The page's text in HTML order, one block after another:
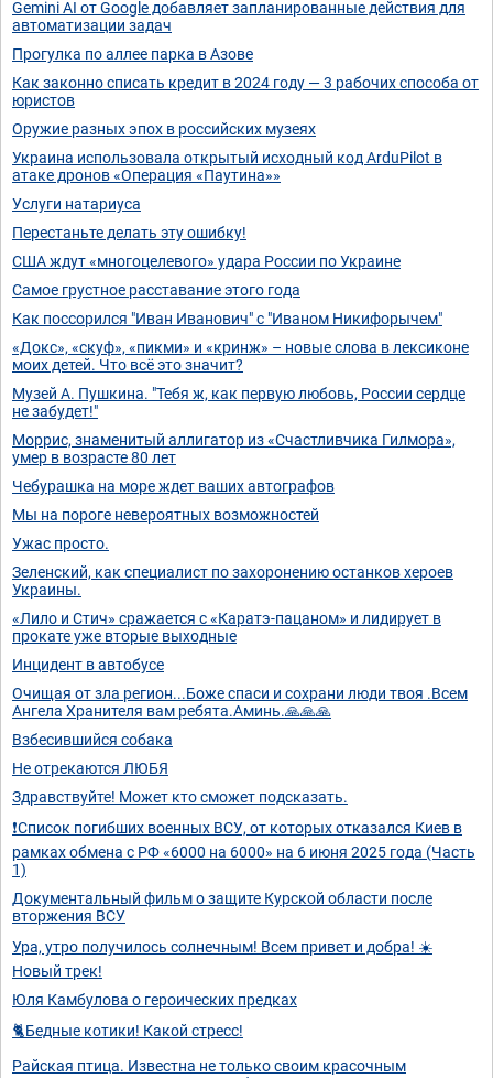
Gemini AI от Google добавляет запланированные действия для
автоматизации задач
Прогулка по аллее парка в Азове
Как законно списать кредит в 2024 году — 3 рабочих способа от
юристов
Оружие разных эпох в российских музеях
Украина использовала открытый исходный код ArduPilot в
атаке дронов «Операция «Паутина»»
Услуги натариуса
Перестаньте делать эту ошибку!
США ждут «многоцелевого» удара России по Украине
Самое грустное расставание этого года
Как поссорился "Иван Иванович" с "Иваном Никифорычем"
«Докс», «скуф», «пикми» и «кринж» – новые слова в лексиконе
моих детей. Что всё это значит?
Музей А. Пушкина. "Тебя ж, как первую любовь, России сердце
не забудет!"
Моррис, знаменитый аллигатор из «Счастливчика Гилмора»,
умер в возрасте 80 лет
Чебурашка на море ждет ваших автографов
Мы на пороге невероятных возможностей
Ужас просто.
Зеленский, как специалист по захоронению останков хероев
Украины.
«Лило и Стич» сражается с «Каратэ-пацаном» и лидирует в
прокате уже вторые выходные
Инцидент в автобусе
Очищая от зла регион...Боже спаси и сохрани люди твоя .Всем
Ангела Хранителя вам ребята.Аминь.🙏🙏🙏
Взбесившийся собака
Не отрекаются ЛЮБЯ
Здравствуйте! Может кто сможет подсказать.
❗Список погибших военных ВСУ, от которых отказался Киев в
рамках обмена с РФ «6000 на 6000» на 6 июня 2025 года (Часть
1)
Документальный фильм о защите Курской области после
вторжения ВСУ
Ура, утро получилось солнечным! Всем привет и добра! ☀️
Новый трек!
Юля Камбулова о героических предках
🐈Бедные котики! Какой стресс!
Райская птица. Известна не только своим красочным